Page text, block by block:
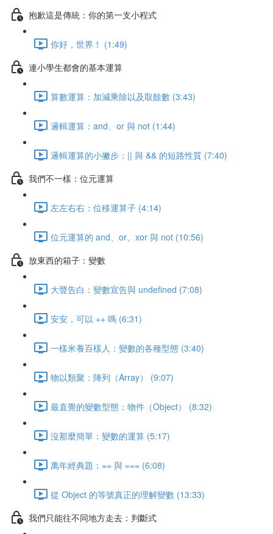
抱歉這是傳統：你的第一支小程式
你好，世界！ (1:49)
連小學生都會的基本運算
算數運算：加減乘除以及取餘數 (3:43)
邏輯運算：and、or 與 not (1:44)
邏輯運算的小撇步：|| 與 && 的短路性質 (7:40)
我們不一樣：位元運算
左左右右：位移運算子 (4:14)
位元運算的 and、or、xor 與 not (10:56)
放東西的箱子：變數
大聲告白：變數宣告與 undefined (7:08)
安安，可以 ++ 嗎 (6:31)
一樣米養百樣人：變數的各種型態 (3:40)
物以類聚：陣列（Array） (9:07)
最直覺的變數型態：物件（Object） (8:32)
沒那麼簡單：變數的運算 (5:17)
萬年經典題：== 與 === (6:08)
從 Object 的等號真正的理解變數 (13:33)
我們只能往不同地方走去：判斷式